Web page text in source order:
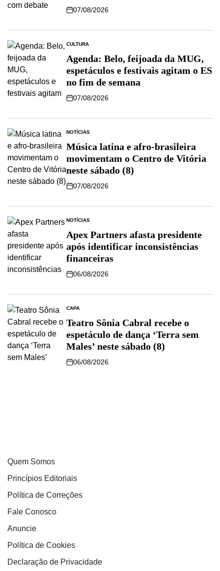
07/08/2026
CULTURA
Agenda: Belo, feijoada da MUG,
espetáculos e festivais agitam o ES
no fim de semana
07/08/2026
NOTÍCIAS
Música latina e afro-brasileira
movimentam o Centro de Vitória
neste sábado (8)
07/08/2026
NOTÍCIAS
Apex Partners afasta presidente
após identificar inconsistências
financeiras
06/08/2026
CAPA
Teatro Sônia Cabral recebe o
espetáculo de dança ‘Terra sem
Males’ neste sábado (8)
06/08/2026
Quem Somos
Princípios Editoriais
Política de Correções
Fale Conosco
Anuncie
Política de Cookies
Declaração de Privacidade